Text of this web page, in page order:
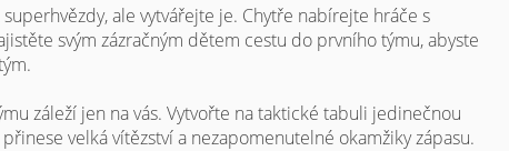
ale vytvářejte je. Chytře nabírejte hráče s
svým zázračným dětem cestu do prvního týmu, abyste
záleží jen na vás. Vytvořte na taktické tabuli jedinečnou
velká vítězství a nezapomenutelné okamžiky zápasu.